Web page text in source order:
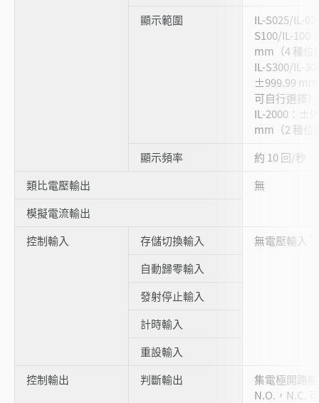
顯示範圍
IL-S025/IL-
S100/IL-100
mm（4 種位
IL-S300/IL-
±999.99
可自行選擇）
IL-2000：
mm（2 種位
顯示頻率
約 10 回/秒
類比電壓輸出
無
模擬電流輸出
控制輸入
存儲切換輸入 無電壓輸入
自動歸零輸入
發射停止輸入
計時輸入
重設輸入
控制輸出
判斷輸出
集電極開路
N.O.，N.C.